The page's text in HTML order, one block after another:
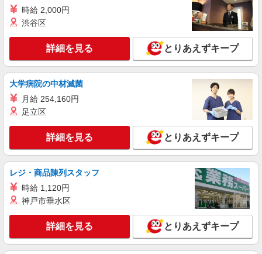
可能（規程有）★ ゜・。○。・゜+゜・。○。・゜
キープ 詳細を見る
紹介予定派遣
株式会社シエロ
スマホ携帯販売【ソフトバンク】
時給1600円〜 ※別途インセンティブ、職能評
価制度あり ※残業代支給 ★交通費別途支給（規定
可能（規程有）★ ゜・。○。・゜+゜・。○。・゜
+゜
愛知県名古屋市港区の家電量販店
キープ 詳細を見る
紹介予定派遣
株式会社シエロ
【楽天モバイル】の店舗スタッフ
時給1500円〜1600円（経験・能力による） ※
残業代支給 ★交通費別途支給（規定あり） ゜
+゜・。○。・゜+゜・。○。・゜+゜ 入社祝い金10
万円支給(規定有) お友達を紹介頂くと, インセンテ
ィブ支給(規定有) ★月2回払い・週払い可能（規程
有）★ ゜・。○。・゜+゜・。○。・゜+゜
愛知県名古屋市港区の楽天モバイルショップ
詳細を見る
時給 2,000円
渋谷区
詳細を見る とりあえずキープ
大学病院の中材滅菌
月給 254,160円
足立区
詳細を見る とりあえずキープ
レジ・商品陳列スタッフ
時給 1,120円
神戸市垂水区
詳細を見る とりあえずキープ